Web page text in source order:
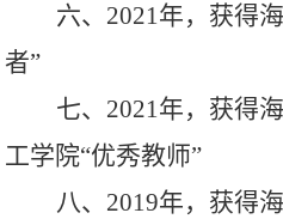
六、 2021年，获得
者”
七、 2021年，获得
工学院“优秀教师”
八、 2019年，获得